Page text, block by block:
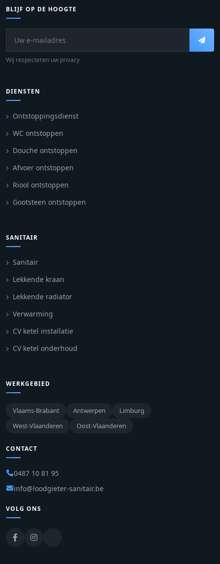
BLIJF OP DE HOOGTE
Wij respecteren uw privacy
DIENSTEN
Ontstoppingsdienst
WC ontstoppen
Douche ontstoppen
Afvoer ontstoppen
Riool ontstoppen
Gootsteen ontstoppen
SANITAIR
Sanitair
Lekkende kraan
Lekkende radiator
Verwarming
CV ketel installatie
CV ketel onderhoud
WERKGEBIED
Vlaams-Brabant Antwerpen
Limburg
West-Vlaanderen
Oost-Vlaanderen
CONTACT
0487 10 81 95
info@loodgieter-sanitair.be
VOLG ONS